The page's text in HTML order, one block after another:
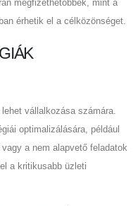
megfizethetőbbek, mint a
érhetik el a célközönséget.
vállalkozása számára.
optimalizálására, például
a nem alapvető feladatok
a kritikusabb üzleti